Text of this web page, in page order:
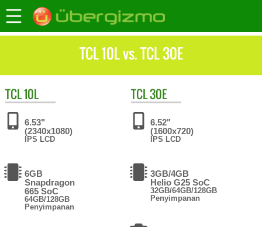
TCL 10L vs. TCL 30E
TCL10L
6.53"
(2340x1080)
IPS LCD
6GB
Snapdragon
665 SoC
64GB/128GB
Penyimpanan
TCL30E
6.52"
(1600x720)
IPS LCD
3GB/4GB
Helio G25 SoC
32GB/64GB/128GB
Penyimpanan